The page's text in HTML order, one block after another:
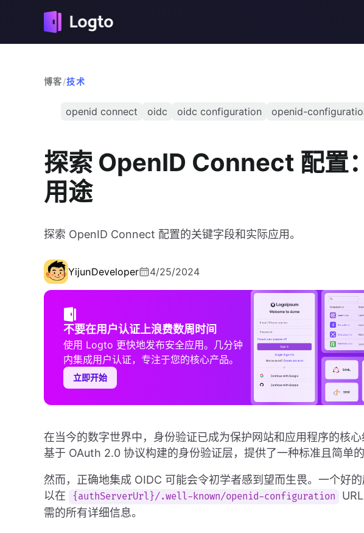
博客/技术
openid connect oidc oidc configuration openid-
探索 OpenID Connect 配置
用途
探索 OpenID Connect 配置的关键字段和实际应用。
YijunDeveloper 4/25/2024
不要在用户认证上浪费数周时间
使用 Logto 更快地发布安全应用。几分钟
内集成用户认证，专注于您的核心产品。
立即开始
在当今的数字世界中，身份验证已成为保护网站和应用程序的核
基于 OAuth 2.0 协议构建的身份验证层，提供了一种标准且简单的
然而，正确地集成 OIDC 可能会令初学者感到望而生畏。一个好
以在
{authServerUrl}/.well-known/openid-configuration
需的所有详细信息。